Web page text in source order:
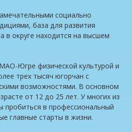
социально
база для развития
в округе находится на высшем
Югре физической культурой и
трех тысяч югорчан с
возможностями. В основном
от 12 до 25 лет. У многих из
пробиться в профессиональный
главные старты в жизни.